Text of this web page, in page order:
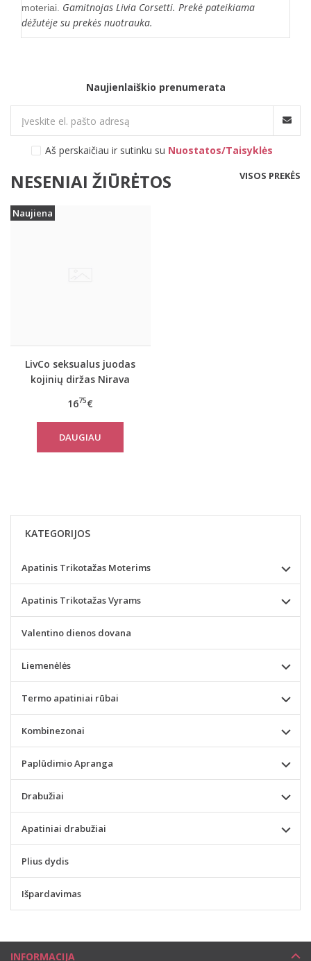
moteriai. Gamitnojas Livia Corsetti. Prekė pateikiama
dėžutėje su prekės nuotrauka.
Naujienlaiškio prenumerata
Aš perskaičiau ir sutinku su Nuostatos/Taisyklės
NESENIAI ŽIŪRĖTOS VISOS PREKĖS
Naujiena
LivCo seksualus juodas
kojinių diržas Nirava
1675€
DAUGIAU
KATEGORIJOS
Apatinis Trikotažas Moterims
Apatinis Trikotažas Vyrams
Valentino dienos dovana
Liemenėlės
Termo apatiniai rūbai
Kombinezonai
Paplūdimio Apranga
Drabužiai
Apatiniai drabužiai
Plius dydis
Išpardavimas
INFORMACIJA